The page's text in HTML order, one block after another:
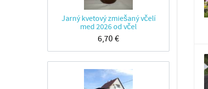
Jarný kvetový zmiešaný včelí
med 2026 od včel
6,70€